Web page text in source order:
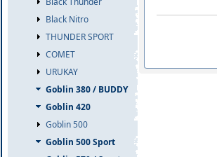
Black Nitro
THUNDER SPORT
COMET
URUKAY
Goblin 380 / BUDDY
Goblin 420
Goblin 500
Goblin 500 Sport